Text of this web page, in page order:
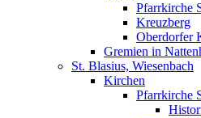
Pfarrkirche
Kreuzberg
Oberdorfer
Gremien in
St. Blasius, Wiesenbach
Kirchen
Pfarrkirche